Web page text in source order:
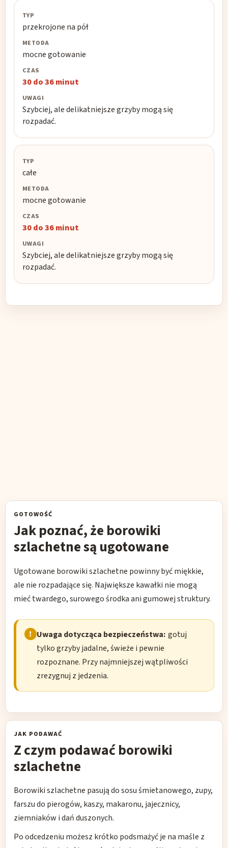
przekrojone na pół
mocne gotowanie
30 do 36 minut
Szybciej, ale delikatniejsze grzyby mogą się
rozpadać.
całe
mocne gotowanie
30 do 36 minut
Szybciej, ale delikatniejsze grzyby mogą się
rozpadać.
GOTOWOŚĆ
Jak poznać, że borowiki
szlachetne są ugotowane
Ugotowane borowiki szlachetne powinny być miękkie,
ale nie rozpadające się. Największe kawałki nie mogą
mieć twardego, surowego środka ani gumowej struktury.
Uwaga dotycząca bezpieczeństwa: gotuj
tylko grzyby jadalne, świeże i pewnie
rozpoznane. Przy najmniejszej wątpliwości
zrezygnuj z jedzenia.
JAK PODAWAĆ
Z czym podawać borowiki
szlachetne
Borowiki szlachetne pasują do sosu śmietanowego, zupy,
farszu do pierogów, kaszy, makaronu, jajecznicy,
ziemniaków i dań duszonych.
Po odcedzeniu możesz krótko podsmażyć je na maśle z